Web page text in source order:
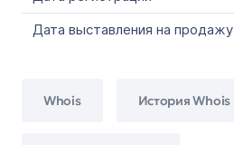
Дата выставления на продажу
Whois История Whois